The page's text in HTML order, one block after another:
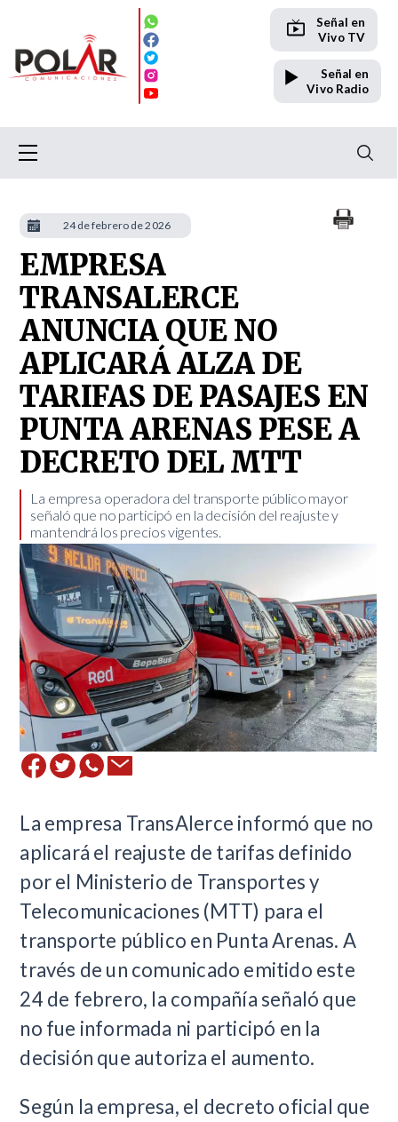
Señal en
Vivo TV
Señal en
Vivo Radio
EMPRESA
TRANSALERCE
ANUNCIA QUE NO
APLICARÁ ALZA DE
TARIFAS DE PASAJES EN
PUNTA ARENAS PESE A
DECRETO DEL MTT
​La empresa operadora del transporte público mayor
señaló que no participó en la decisión del reajuste y
mantendrá los precios vigentes.
La empresa TransAlerce informó que no
aplicará el reajuste de tarifas definido
por el Ministerio de Transportes y
Telecomunicaciones (MTT) para el
transporte público en Punta Arenas. A
través de un comunicado emitido este
24 de febrero, la compañía señaló que
no fue informada ni participó en la
decisión que autoriza el aumento.
Según la empresa, el decreto oficial que
24 de febrero de 2026